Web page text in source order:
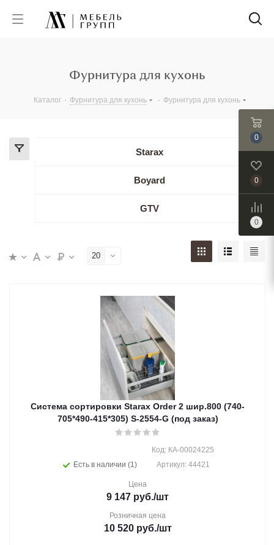
Фурнитура для кухонь
Каталог - Фурнитура для кухонь - Фурнитура для кухонь
Starax
Boyard
GTV
20
Система сортировки Starax Order 2 шир.800 (740-
705*490-415*305) S-2554-G (под заказ)
Есть в наличии (1)
Код: КА-00024225
Артикул: 44421
Цена
9 147 руб./шт
Розничная цена
10 520руб./шт
0
0
0